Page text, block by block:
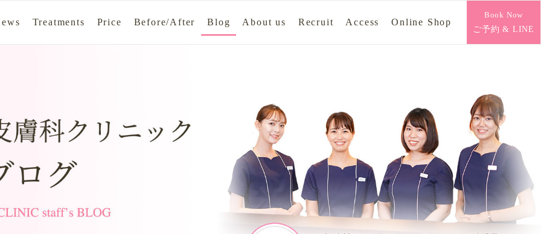
Treatments Price Before/After Blog About us Recruit Access Online Shop
Book Now
ご予約 & LINE